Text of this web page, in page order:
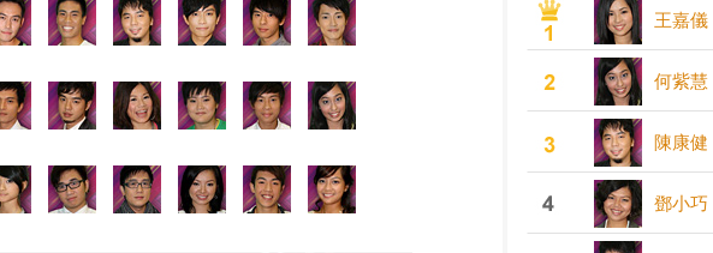
王嘉儀
何紫慧
陳康健
鄧小巧